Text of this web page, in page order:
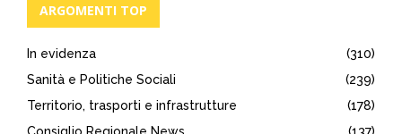
ARGOMENTI TOP
In evidenza
(310)
Sanità e Politiche Sociali
(239)
Territorio, trasporti e infrastrutture
(178)